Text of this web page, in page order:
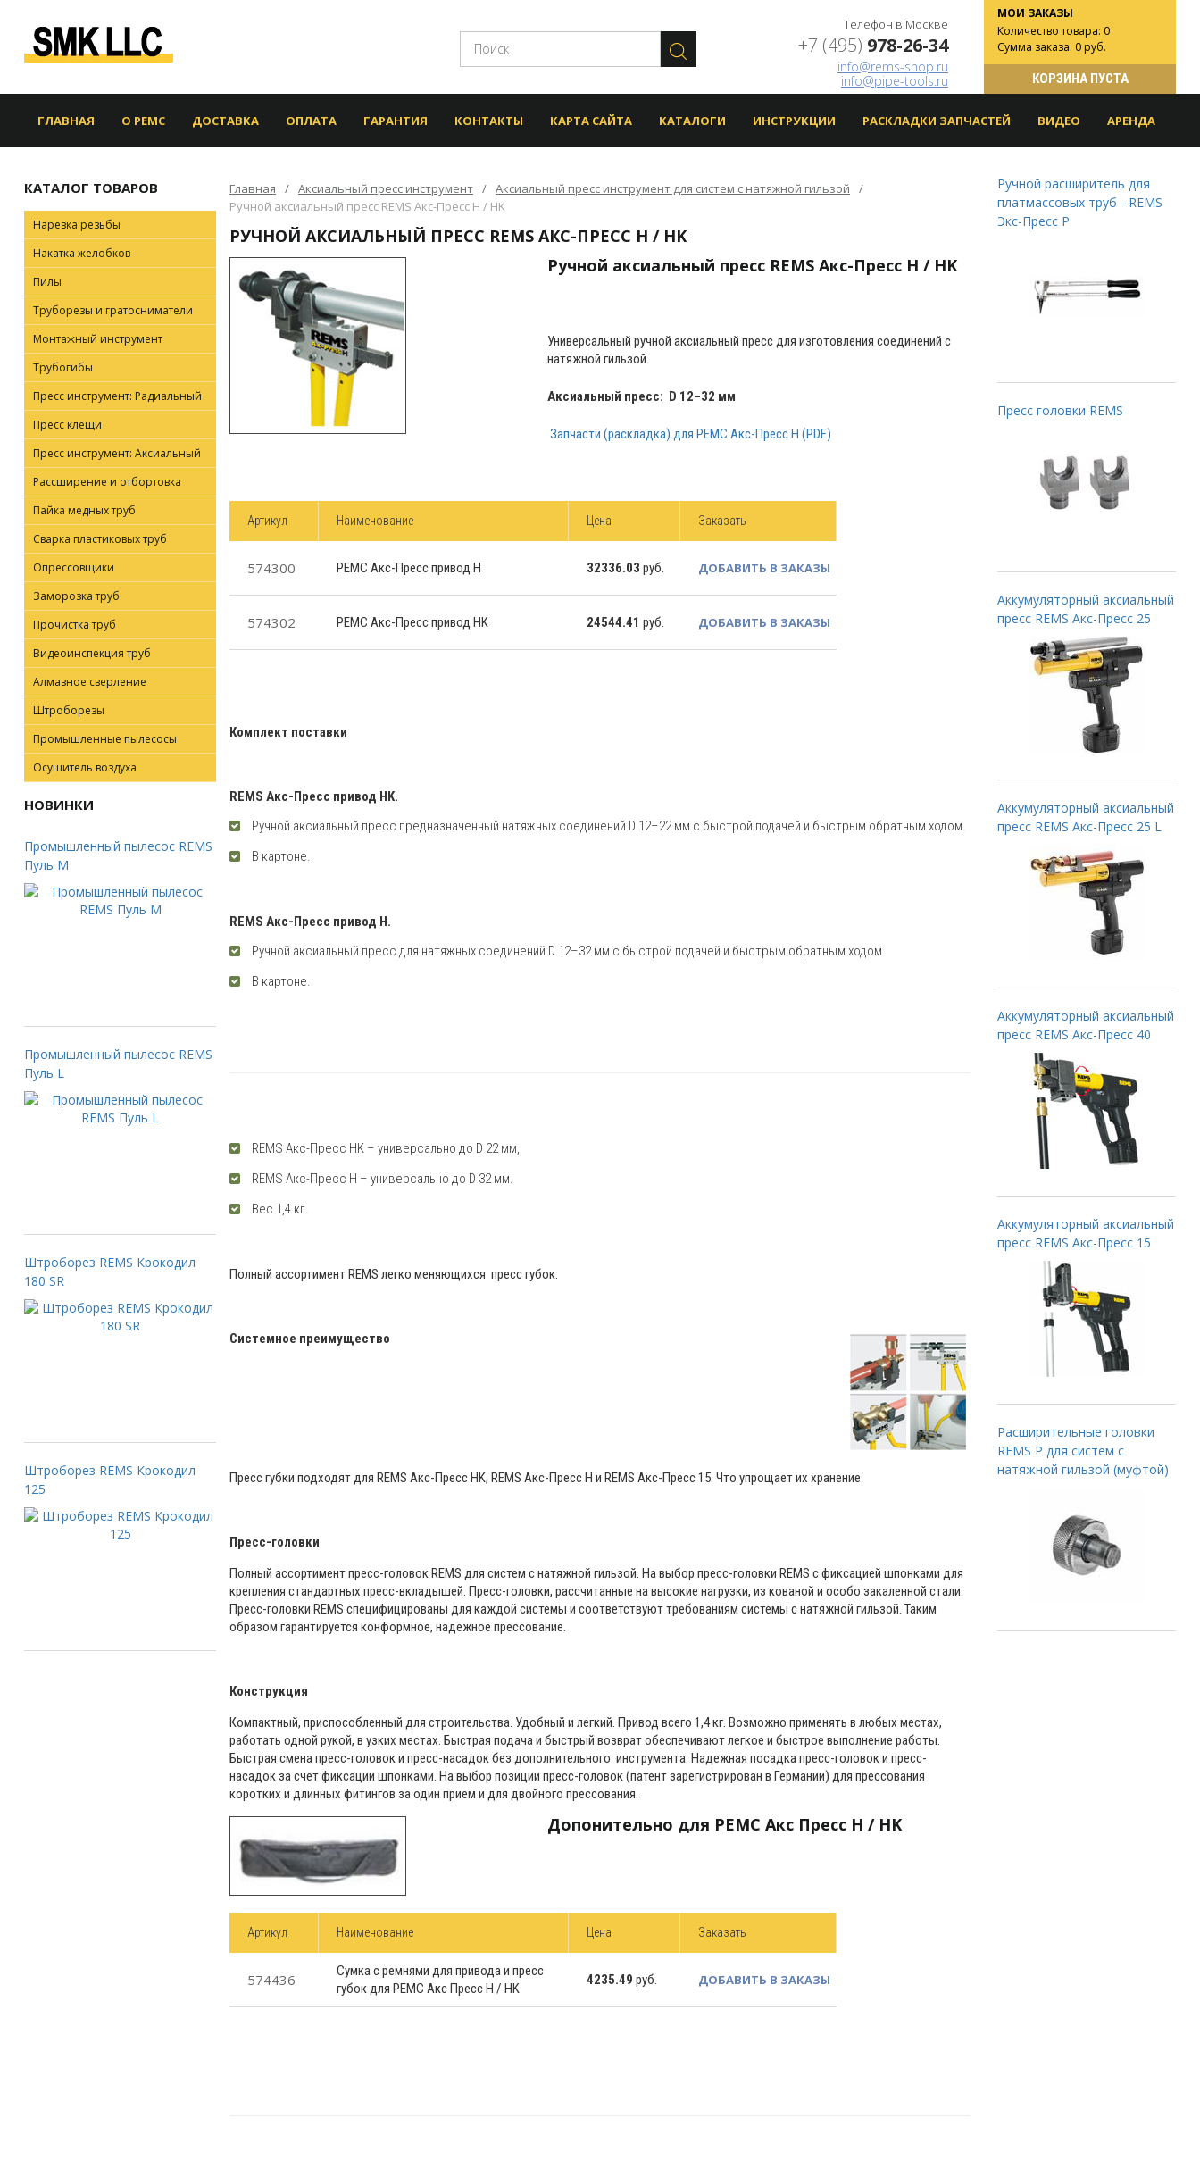
МОИ ЗАКАЗЫ
Количество товара: 0
Сумма заказа: 0 руб.
КОРЗИНА ПУСТА
Телефон в Москве
+7 (495) 978-26-34
info@rems-shop.ru
info@pipe-tools.ru
ГЛАВНАЯ О РЕМС ДОСТАВКА ОПЛАТА ГАРАНТИЯ КОНТАКТЫ КАРТА САЙТА КАТАЛОГИ ИНСТРУКЦИИ РАСКЛАДКИ ЗАПЧАСТЕЙ ВИДЕО АРЕНДА
КАТАЛОГ ТОВАРОВ
Нарезка резьбы
Накатка желобков
Пилы
Труборезы и гратосниматели
Монтажный инструмент
Трубогибы
Пресс инструмент: Радиальный
Пресс клещи
Пресс инструмент: Аксиальный
Рассширение и отбортовка
Пайка медных труб
Сварка пластиковых труб
Опрессовщики
Заморозка труб
Прочистка труб
Видеоинспекция труб
Алмазное сверление
Штроборезы
Промышленные пылесосы
Осушитель воздуха
НОВИНКИ
Промышленный пылесос REMS
Пуль M
Промышленный пылесос REMS
Пуль L
Штроборез REMS Крокодил
180 SR
Штроборез REMS Крокодил
125
Главная Аксиальный пресс инструмент
Аксиальный пресс инструмент для систем с натяжной гильзой
Ручной аксиальный пресс REMS Акс-Пресс H / HK
РУЧНОЙ АКСИАЛЬНЫЙ ПРЕСС REMS АКС-ПРЕСС H / HK
Ручной аксиальный пресс REMS Акс-Пресс H / HK
Универсальный ручной аксиальный пресс для изготовления соединений с
натяжной гильзой.
Аксиальный пресс: D 12–32 мм
Запчасти (раскладка) для РЕМС Акс-Пресс Н (PDF)
Артикул Наименование Цена Заказать
574300 РЕМС Акс-Пресс привод H 32336.03 руб. ДОБАВИТЬ В ЗАКАЗЫ
574302 РЕМС Акс-Пресс привод HK 24544.41 руб. ДОБАВИТЬ В ЗАКАЗЫ
Комплект поставки
REMS Акс-Пресс привод HK.
Ручной аксиальный пресс предназначенный натяжных соединений D 12–22 мм с быстрой подачей и быстрым обратным ходом.
В картоне.
REMS Акс-Пресс привод H.
Ручной аксиальный пресс для натяжных соединений D 12–32 мм с быстрой подачей и быстрым обратным ходом.
В картоне.
REMS Акс-Пресс HK – универсально до D 22 мм,
REMS Акс-Пресс H – универсально до D 32 мм.
Веc 1,4 кг.
Полный ассортимент REMS легко меняющихся пресс губок.
Системное преимущество
Пресс губки подходят для REMS Акс-Пресс HK, REMS Акс-Пресс H и REMS Акс-Пресс 15. Что упрощает их хранение.
Пресс-головки
Полный ассортимент пресс-головок REMS для систем с натяжной гильзой. На выбор пресс-головки REMS с фиксацией шпонками для
крепления стандартных пресс-вкладышей. Пресс-головки, рассчитанные на высокие нагрузки, из кованой и особо закаленной стали.
Пресс-головки REMS специфицированы для каждой системы и соответствуют требованиям системы с натяжной гильзой. Таким
образом гарантируется конформное, надежное прессование.
Конструкция
Компактный, приспособленный для строительства. Удобный и легкий. Привод всего 1,4 кг. Возможно применять в любых местах,
работать одной рукой, в узких местах. Быстрая подача и быстрый возврат обеспечивают легкое и быстрое выполнение работы.
Быстрая смена пресс-головок и пресс-насадок без дополнительного инструмента. Надежная посадка пресс-головок и пресс-
насадок за счет фиксации шпонками. На выбор позиции пресс-головок (патент зарегистрирован в Германии) для прессования
коротких и длинных фитингов за один прием и для двойного прессования.
Допонительно для РЕМС Акс Пресс Н / HK
Артикул Наименование Цена Заказать
574436
Сумка с ремнями для привода и пресс
губок для РЕМС Акс Пресс Н / HK
4235.49 руб. ДОБАВИТЬ В ЗАКАЗЫ
Ручной расширитель для
платмассовых труб - REMS
Экс-Пресс P
Пресс головки REMS
Аккумуляторный аксиальный
пресс REMS Акс-Пресс 25
Аккумуляторный аксиальный
пресс REMS Акс-Пресс 25 L
Аккумуляторный аксиальный
пресс REMS Акс-Пресс 40
Аккумуляторный аксиальный
пресс REMS Акс-Пресс 15
Расширительные головки
REMS P для систем с
натяжной гильзой (муфтой)